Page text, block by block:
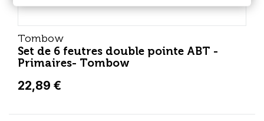
Tombow
Set de 6 feutres double pointe ABT -
Primaires- Tombow
22,89 €